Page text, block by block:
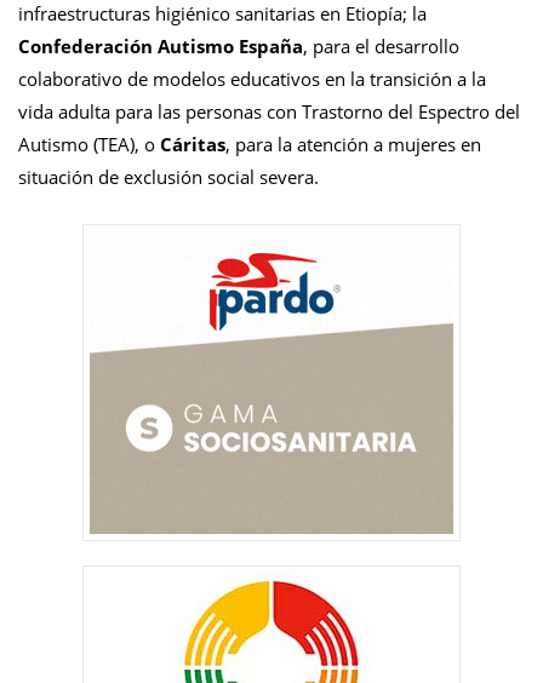
infraestructuras higiénico sanitarias en Etiopía; la
Confederación Autismo España, para el desarrollo
colaborativo de modelos educativos en la transición a la
vida adulta para las personas con Trastorno del Espectro del
Autismo (TEA), o Cáritas, para la atención a mujeres en
situación de exclusión social severa.